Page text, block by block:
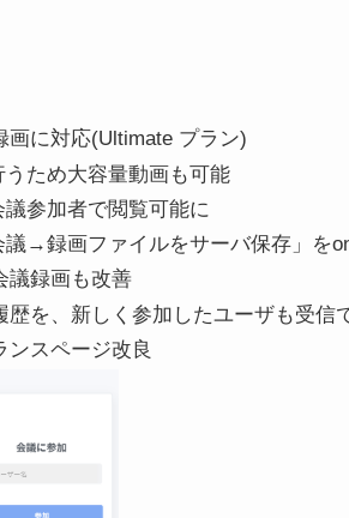
画に対応(Ultimate プラン)
ため大容量動画も可能
参加者で閲覧可能に
→録画ファイルをサーバ保存」を
議録画も改善
を、新しく参加したユーザも受信
ンスページ改良